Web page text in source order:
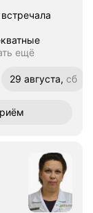
ещё
29 августа, сб